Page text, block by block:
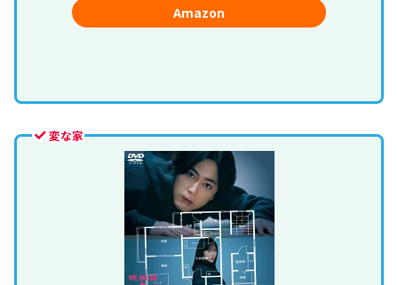
Amazon
変な家